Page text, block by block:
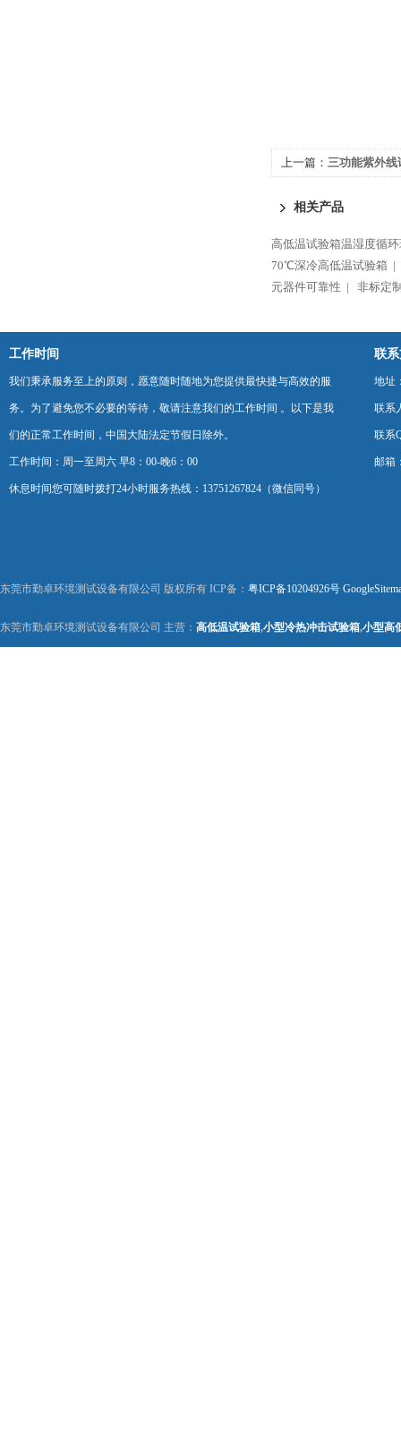
上一篇： 三功能紫外线
相关产品
高低温试验箱温湿度循
70℃深冷高低温试验箱 |
元器件可靠性 |
非标定
工作时间
我们秉承服务至上的原则，愿意随时随地为您提供最快捷与高效的服
务。为了避免您不必要的等待，敬请注意我们的工作时间 。以下是我
们的正常工作时间，中国大陆法定节假日除外。
工作时间：周一至周六 早8：00-晚6：00
休息时间您可随时拨打24小时服务热线：13751267824（微信同号）
联
地址
联系
联系
邮箱
东莞市勤卓环境测试设备有限公司 版权所有 ICP备： 粤ICP备10204926号
东莞市勤卓环境测试设备有限公司 主营： 高低温试验箱,小型冷热冲击试验箱,小型高